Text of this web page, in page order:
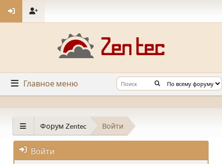
Главное меню
Форум Zentec Войти
Войти